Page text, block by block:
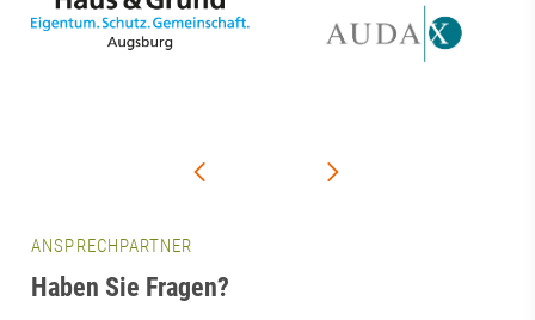
ANSPRECHPARTNER
Haben Sie Fragen?